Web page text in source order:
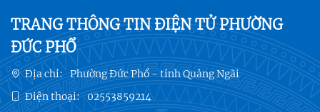
TRANG THÔNG TIN ĐIỆN TỬ PHƯỜNG
ĐỨC PHỔ
Địa chỉ:
Phường Đức Phổ - tỉnh Quảng Ngãi
Điện thoại: 02553859214